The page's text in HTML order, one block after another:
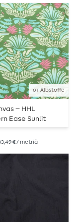
от Albstoffe
– HHL
Ease Sunlit
vihreä
€ / metriä